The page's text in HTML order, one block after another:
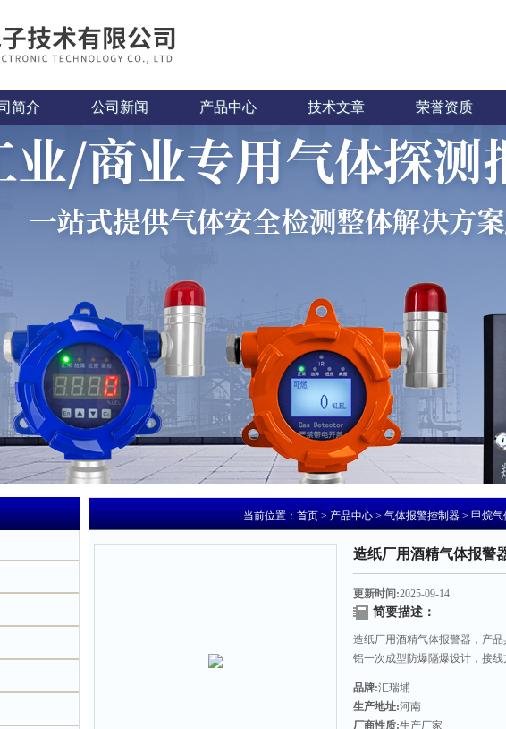
简介 公司新闻 产品中心 技术文章 荣誉资质
当前位置：首页>产品中心>气体报警控制器>甲烷气
造纸厂用酒精气体报警
更新时间:2025-09-14
简要描述：
造纸厂用酒精气体报警器，产
铝一次成型防爆隔爆设计，接线
品牌:汇瑞埔
生产地址:河南
厂商性质:生产厂家